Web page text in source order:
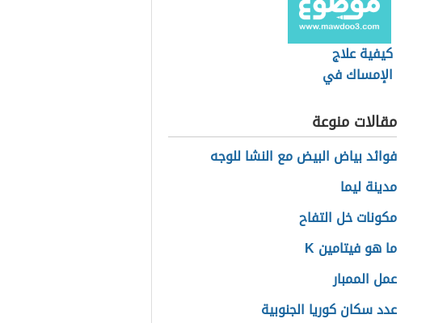
كيفية علاج
الإمساك في
مقالات منوعة
فوائد بياض البيض مع النشا للوجه
مدينة ليما
مكونات خل التفاح
ما هو فيتامين K
عمل الممبار
عدد سكان كوريا الجنوبية